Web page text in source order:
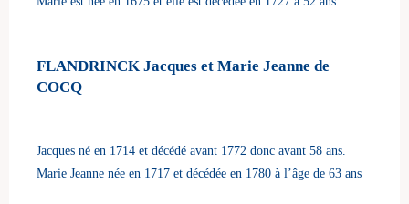
FLANDRINCK Jacques et Marie Jeanne de
COCQ
Jacques né en 1714 et décédé avant 1772 donc avant 58 ans.
Marie Jeanne née en 1717 et décédée en 1780 à l’âge de 63 ans